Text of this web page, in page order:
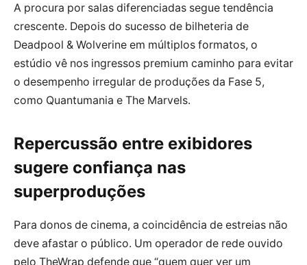
A procura por salas diferenciadas segue tendência
crescente. Depois do sucesso de bilheteria de
Deadpool & Wolverine em múltiplos formatos, o
estúdio vê nos ingressos premium caminho para evitar
o desempenho irregular de produções da Fase 5,
como Quantumania e The Marvels.
Repercussão entre exibidores
sugere confiança nas
superproduções
Para donos de cinema, a coincidência de estreias não
deve afastar o público. Um operador de rede ouvido
pelo TheWrap defende que “quem quer ver um